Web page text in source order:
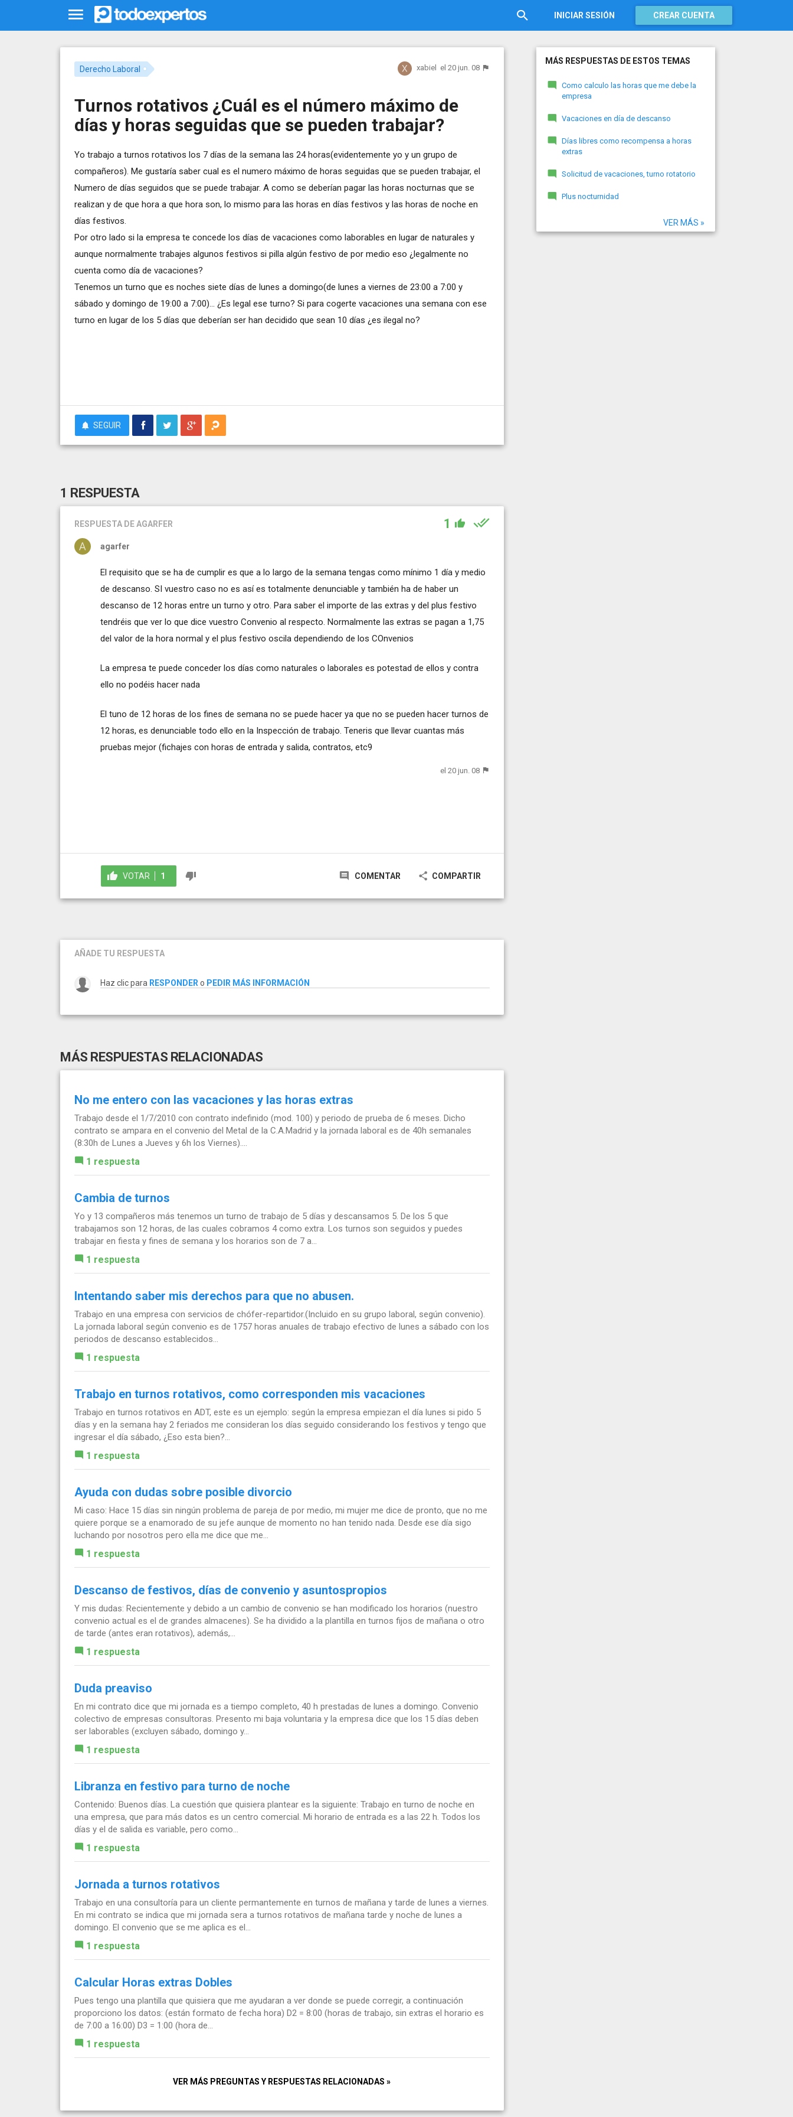
INICIAR SESIÓN CREAR CUENTA
Derecho Laboral xabiel el 20 jun. 08
Turnos rotativos ¿Cuál es el número máximo de
días y horas seguidas que se pueden trabajar?
Yo trabajo a turnos rotativos los 7 días de la semana las 24 horas(evidentemente yo y un grupo de
compañeros). Me gustaría saber cual es el numero máximo de horas seguidas que se pueden trabajar, el
Numero de días seguidos que se puede trabajar. A como se deberían pagar las horas nocturnas que se
realizan y de que hora a que hora son, lo mismo para las horas en días festivos y las horas de noche en
días festivos.
Por otro lado si la empresa te concede los días de vacaciones como laborables en lugar de naturales y
aunque normalmente trabajes algunos festivos si pilla algún festivo de por medio eso ¿legalmente no
cuenta como día de vacaciones?
Tenemos un turno que es noches siete días de lunes a domingo(de lunes a viernes de 23:00 a 7:00 y
sábado y domingo de 19:00 a 7:00)... ¿Es legal ese turno? Si para cogerte vacaciones una semana con ese
turno en lugar de los 5 días que deberían ser han decidido que sean 10 días ¿es ilegal no?
SEGUIR
1 RESPUESTA
RESPUESTA DE AGARFER 1
agarfer
El requisito que se ha de cumplir es que a lo largo de la semana tengas como mínimo 1 día y medio
de descanso. SI vuestro caso no es así es totalmente denunciable y también ha de haber un
descanso de 12 horas entre un turno y otro. Para saber el importe de las extras y del plus festivo
tendréis que ver lo que dice vuestro Convenio al respecto. Normalmente las extras se pagan a 1,75
del valor de la hora normal y el plus festivo oscila dependiendo de los COnvenios
La empresa te puede conceder los días como naturales o laborales es potestad de ellos y contra
ello no podéis hacer nada
El tuno de 12 horas de los fines de semana no se puede hacer ya que no se pueden hacer turnos de
12 horas, es denunciable todo ello en la Inspección de trabajo. Teneris que llevar cuantas más
pruebas mejor (fichajes con horas de entrada y salida, contratos, etc9
el 20 jun. 08
VOTAR 1 COMENTAR COMPARTIR
AÑADE TU RESPUESTA
Haz clic para RESPONDER o PEDIR MÁS INFORMACIÓN
MÁS RESPUESTAS RELACIONADAS
No me entero con las vacaciones y las horas extras
Trabajo desde el 1/7/2010 con contrato indefinido (mod. 100) y periodo de prueba de 6 meses. Dicho
contrato se ampara en el convenio del Metal de la C.A.Madrid y la jornada laboral es de 40h semanales
(8:30h de Lunes a Jueves y 6h los Viernes)....
1 respuesta
Cambia de turnos
Yo y 13 compañeros más tenemos un turno de trabajo de 5 días y descansamos 5. De los 5 que
trabajamos son 12 horas, de las cuales cobramos 4 como extra. Los turnos son seguidos y puedes
trabajar en fiesta y fines de semana y los horarios son de 7 a...
1 respuesta
Intentando saber mis derechos para que no abusen.
Trabajo en una empresa con servicios de chófer-repartidor.(Incluido en su grupo laboral, según convenio).
La jornada laboral según convenio es de 1757 horas anuales de trabajo efectivo de lunes a sábado con los
periodos de descanso establecidos...
1 respuesta
Trabajo en turnos rotativos, como corresponden mis vacaciones
Trabajo en turnos rotativos en ADT, este es un ejemplo: según la empresa empiezan el día lunes si pido 5
días y en la semana hay 2 feriados me consideran los días seguido considerando los festivos y tengo que
ingresar el día sábado, ¿Eso esta bien?...
1 respuesta
Ayuda con dudas sobre posible divorcio
Mi caso: Hace 15 días sin ningún problema de pareja de por medio, mi mujer me dice de pronto, que no me
quiere porque se a enamorado de su jefe aunque de momento no han tenido nada. Desde ese día sigo
luchando por nosotros pero ella me dice que me...
1 respuesta
Descanso de festivos, días de convenio y asuntospropios
Y mis dudas: Recientemente y debido a un cambio de convenio se han modificado los horarios (nuestro
convenio actual es el de grandes almacenes). Se ha dividido a la plantilla en turnos fijos de mañana o otro
de tarde (antes eran rotativos), además,...
1 respuesta
Duda preaviso
En mi contrato dice que mi jornada es a tiempo completo, 40 h prestadas de lunes a domingo. Convenio
colectivo de empresas consultoras. Presento mi baja voluntaria y la empresa dice que los 15 días deben
ser laborables (excluyen sábado, domingo y...
1 respuesta
Libranza en festivo para turno de noche
Contenido: Buenos días. La cuestión que quisiera plantear es la siguiente: Trabajo en turno de noche en
una empresa, que para más datos es un centro comercial. Mi horario de entrada es a las 22 h. Todos los
días y el de salida es variable, pero como...
1 respuesta
Jornada a turnos rotativos
Trabajo en una consultoría para un cliente permantemente en turnos de mañana y tarde de lunes a viernes.
En mi contrato se indica que mi jornada sera a turnos rotativos de mañana tarde y noche de lunes a
domingo. El convenio que se me aplica es el...
1 respuesta
Calcular Horas extras Dobles
Pues tengo una plantilla que quisiera que me ayudaran a ver donde se puede corregir, a continuación
proporciono los datos: (están formato de fecha hora) D2 = 8:00 (horas de trabajo, sin extras el horario es
de 7:00 a 16:00) D3 = 1:00 (hora de...
1 respuesta
VER MÁS PREGUNTAS Y RESPUESTAS RELACIONADAS »
MÁS RESPUESTAS DE ESTOS TEMAS
Como calculo las horas que me debe la
empresa
Vacaciones en día de descanso
Días libres como recompensa a horas
extras
Solicitud de vacaciones, turno rotatorio
Plus nocturnidad
VER MÁS »